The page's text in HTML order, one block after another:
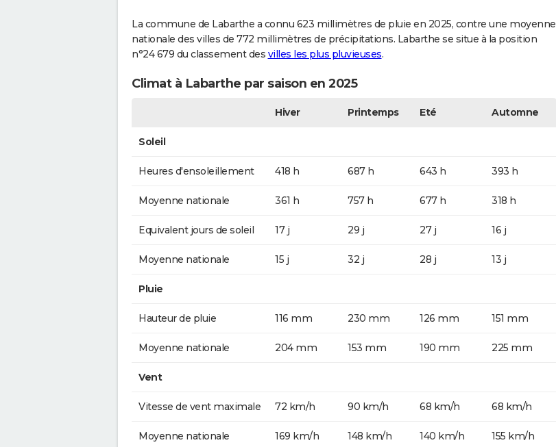
La commune de Labarthe a connu 623 millimètres de pluie en 2025, contre une moyenne
nationale des villes de 772 millimètres de précipitations. Labarthe se situe à la position
n°24 679 du classement des villes les plus pluvieuses.
Climat à Labarthe par saison en 2025
Hiver Printemps Eté Automne
Soleil
Heures d'ensoleillement 418 h 687 h 643 h 393 h
Moyenne nationale 361 h 757 h 677 h 318 h
Equivalent jours de soleil 17 j 29 j 27 j 16 j
Moyenne nationale 15 j 32 j 28 j 13 j
Pluie
Hauteur de pluie 116 mm 230 mm 126 mm 151 mm
Moyenne nationale 204 mm 153 mm 190 mm 225 mm
Vent
Vitesse de vent maximale 72 km/h 90 km/h 68 km/h 68 km/h
Moyenne nationale 169 km/h 148 km/h 140 km/h 155 km/h